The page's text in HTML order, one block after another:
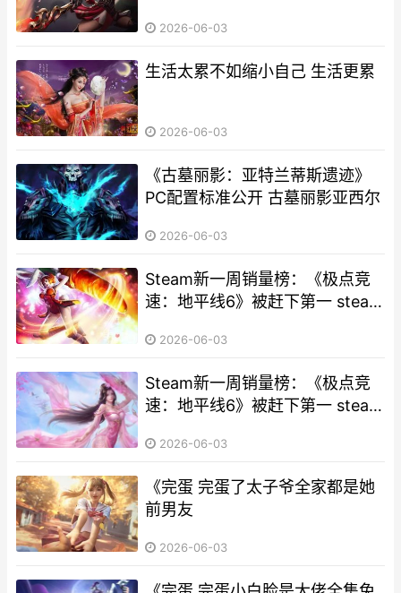
2026-06-03
生活太累不如缩小自己 生活更累
2026-06-03
《古墓丽影：亚特兰蒂斯遗迹》
PC配置标准公开 古墓丽影亚西尔
2026-06-03
Steam新一周销量榜：《极点竞
速：地平线6》被赶下第一 steam
2026-06-03
Steam新一周销量榜：《极点竞
速：地平线6》被赶下第一 steam
2026-06-03
《完蛋 完蛋了太子爷全家都是她
前男友
2026-06-03